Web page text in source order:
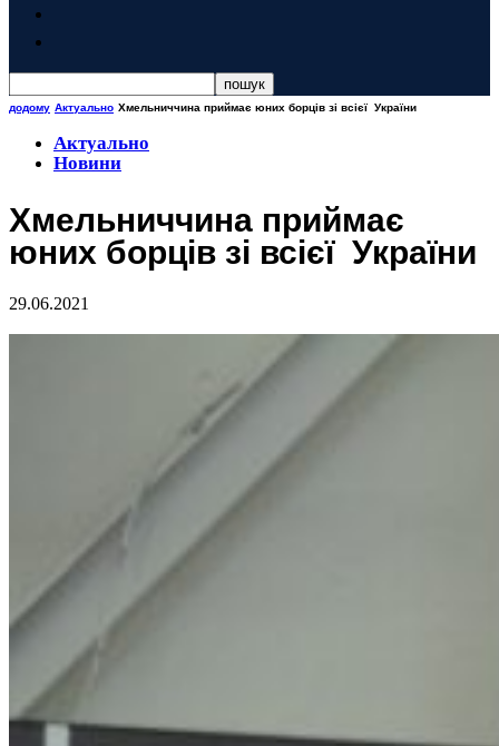
додому Актуально Хмельниччина приймає юних борців зі всієї України
Актуально
Новини
Хмельниччина приймає
юних борців зі всієї України
29.06.2021